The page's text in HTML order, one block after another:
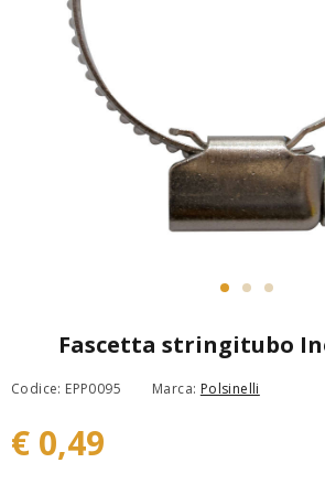
Fascetta stringitubo
Codice: EPP0095 Marca: Polsinelli
€ 0,49